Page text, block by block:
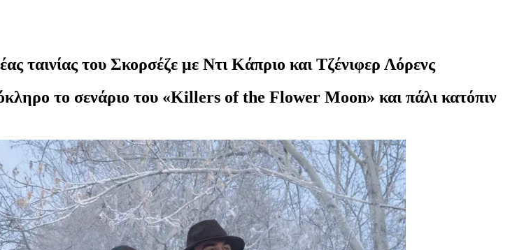
ταινίας του Σκορσέζε με Ντι Κάπριο και Τζένιφερ Λόρενς
το σενάριο του «Killers of the Flower Moon» και πάλι κατόπιν